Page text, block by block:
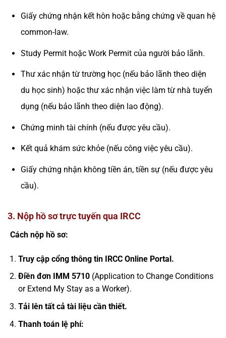
Giấy chứng nhận kết hôn hoặc bằng chứng về quan hệ
common-law.
Study Permit hoặc Work Permit của người bảo lãnh.
Thư xác nhận từ trường học (nếu bảo lãnh theo diện
du học sinh) hoặc thư xác nhận việc làm từ nhà tuyển
dụng (nếu bảo lãnh theo diện lao động).
Chứng minh tài chính (nếu được yêu cầu).
Kết quả khám sức khỏe (nếu công việc yêu cầu).
Giấy chứng nhận không tiền án, tiền sự (nếu được yêu
cầu).
3. Nộp hồ sơ trực tuyến qua IRCC
Cách nộp hồ sơ:
Truy cập cổng thông tin IRCC Online Portal.
Điền đơn IMM 5710(Application to Change Conditions
or Extend My Stay as a Worker).
Tải lên tất cả tài liệu cần thiết.
Thanh toán lệ phí: